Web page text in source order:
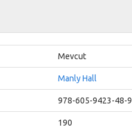
Mevcut
Manly Hall
978-605-9423-48-9
190